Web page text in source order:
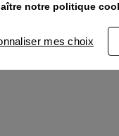
notre politique
mes choix